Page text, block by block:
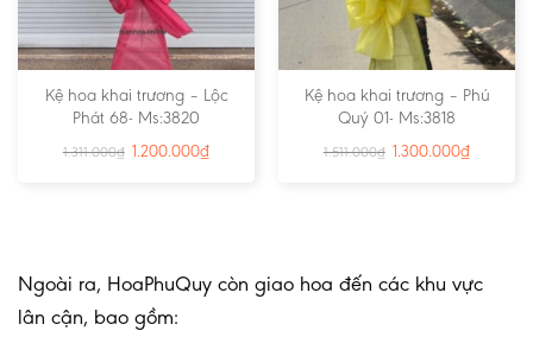
Kệ hoa khai trương – Lộc
Phát 68- Ms:3820
1.311.000₫ 1.200.000₫
Kệ hoa khai trương – Phú
Quý 01- Ms:3818
1.511.000₫ 1.300.000₫
Ngoài ra, HoaPhuQuy còn giao hoa đến các khu vực
lân cận, bao gồm: